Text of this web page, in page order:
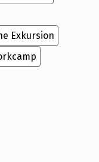
Exkursion